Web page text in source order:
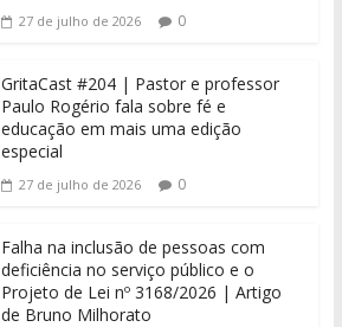
27 de julho de 2026 0
GritaCast #204 | Pastor e professor
Paulo Rogério fala sobre fé e
educação em mais uma edição
especial
27 de julho de 2026 0
Falha na inclusão de pessoas com
deficiência no serviço público e o
Projeto de Lei nº 3168/2026 | Artigo
de Bruno Milhorato